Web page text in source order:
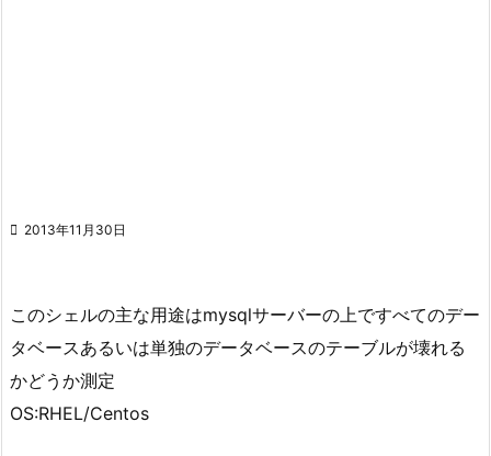
 2013年11月30日
このシェルの主な用途はmysqlサーバーの上ですべてのデー
タベースあるいは単独のデータベースのテーブルが壊れる
かどうか測定
OS:RHEL/Centos